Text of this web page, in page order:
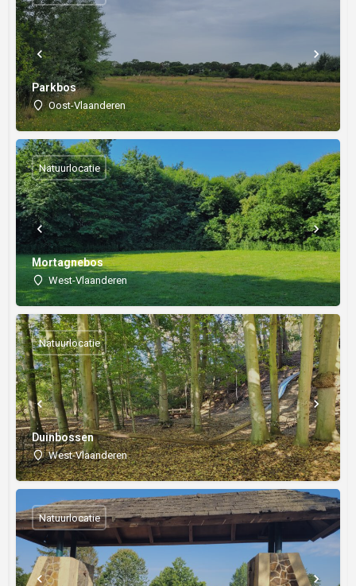
Parkbos
Oost-Vlaanderen
Mortagnebos
West-Vlaanderen
Natuurlocatie
Duinbossen
West-Vlaanderen
Natuurlocatie
Natuurlocatie